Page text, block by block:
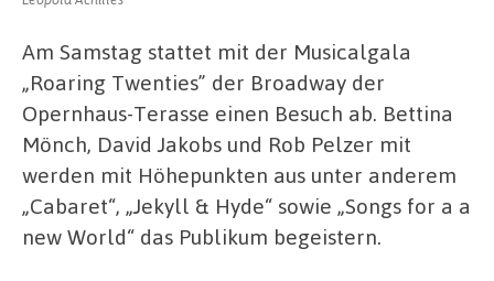
Am Samstag stattet mit der Musicalgala
„Roaring Twenties” der Broadway der
Opernhaus-Terasse einen Besuch ab. Bettina
Mönch, David Jakobs und Rob Pelzer mit
werden mit Höhepunkten aus unter anderem
„Cabaret“, „Jekyll & Hyde“ sowie „Songs for a a
new World“ das Publikum begeistern.